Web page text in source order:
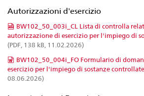
Autorizzazioni d'esercizio
BW102_50_003i_CL Lista di controlla
autorizzazione di esercizio per l'impiego di
(PDF, 138 kB, 11.02.2026)
BW102_50_004i_FO Formulario di
esercizio per l'impiego di sostanze controllate
08.06.2026)